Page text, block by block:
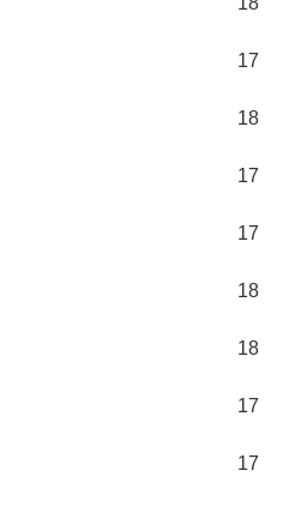
17
18
17
17
18
18
17
17